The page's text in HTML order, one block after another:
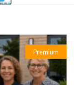
Premium